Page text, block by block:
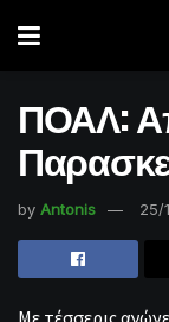
ΠΟΑΛ:
by Antonis 25/
Με τέσσερις